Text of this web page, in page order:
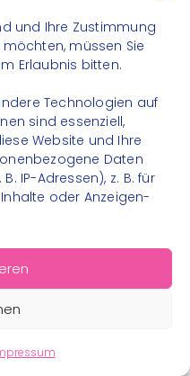
und Ihre Zustimmung
müssen Sie
Erlaubnis bitten.
Technologien auf
sind essenziell,
Website und Ihre
Daten
IP-Adressen), z. B. für
oder Anzeigen-
gGmbH - Alle